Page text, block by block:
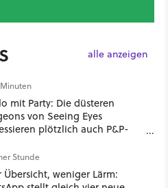
alle anzeigen
Minuten
mit Party: Die düsteren
von Seeing Eyes
plötzlich auch P&P-
Stunde
Übersicht, weniger Lärm: